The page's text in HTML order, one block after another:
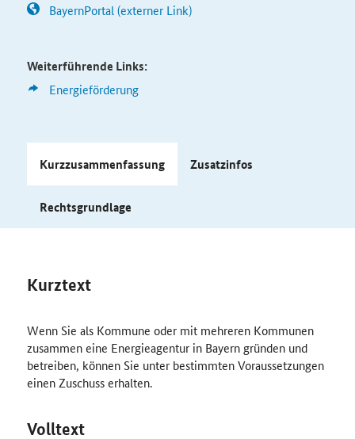
BayernPortal (externer Link)
Weiterführende Links:
Energieförderung
Kurzzusammenfassung Zusatzinfos
Rechtsgrundlage
Kurztext
Wenn Sie als Kommune oder mit mehreren Kommunen
zusammen eine Energieagentur in Bayern gründen und
betreiben, können Sie unter bestimmten Voraussetzungen
einen Zuschuss erhalten.
Volltext